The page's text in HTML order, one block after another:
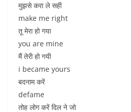
मुझसे करा ले सही
make me right
तू मेरा हो गया
you are mine
मैं तेरी हो गयी
i became yours
बदनाम करें
defame
तोह लोग करें दिल ने जो